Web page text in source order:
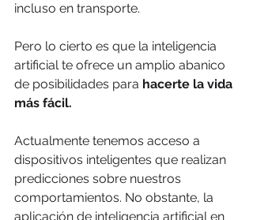
incluso en transporte.
Pero lo cierto es que la inteligencia
artificial te ofrece un amplio abanico
de posibilidades para hacerte la vida
más fácil.
Actualmente tenemos acceso a
dispositivos inteligentes que realizan
predicciones sobre nuestros
comportamientos. No obstante, la
aplicación de inteligencia artificial en